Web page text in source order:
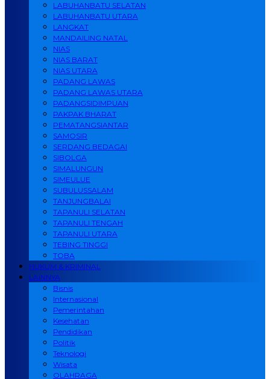
LABUHANBATU SELATAN
LABUHANBATU UTARA
LANGKAT
MANDAILING NATAL
NIAS
NIAS BARAT
NIAS UTARA
PADANG LAWAS
PADANG LAWAS UTARA
PADANGSIDIMPUAN
PAKPAK BHARAT
PEMATANGSIANTAR
SAMOSIR
SERDANG BEDAGAI
SIBOLGA
SIMALUNGUN
SIMEULUE
SUBULUSSALAM
TANJUNGBALAI
TAPANULI SELATAN
TAPANULI TENGAH
TAPANULI UTARA
TEBING TINGGI
TOBA
HUKUM & KRIMINAL
LAINNYA
Bisnis
Internasional
Pemerintahan
Kesehatan
Pendidikan
Politik
Teknologi
Wisata
OLAHRAGA